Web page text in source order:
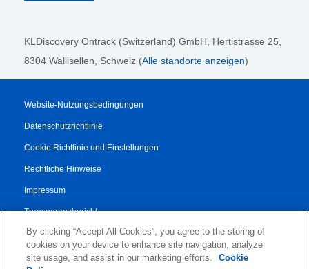
KLDiscovery Ontrack (Switzerland) GmbH, Hertistrasse 25,
8304 Wallisellen, Schweiz (Alle standorte anzeigen)
Website-Nutzungsbedingungen
Datenschutzrichtlinie
Cookie Richtlinie und Einstellungen
Rechtliche Hinweise
Impressum
Transparenzbericht
AGB
Vertrag für Autorisierte Partner
By clicking “Accept All Cookies”, you agree to the storing of
cookies on your device to enhance site navigation, analyze
site usage, and assist in our marketing efforts.
Cookie